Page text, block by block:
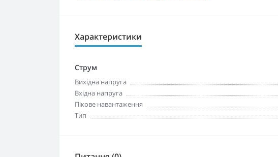
Характеристики
Струм
Вихідна напруга
Вхідна напруга
Пікове навантаження
Тип